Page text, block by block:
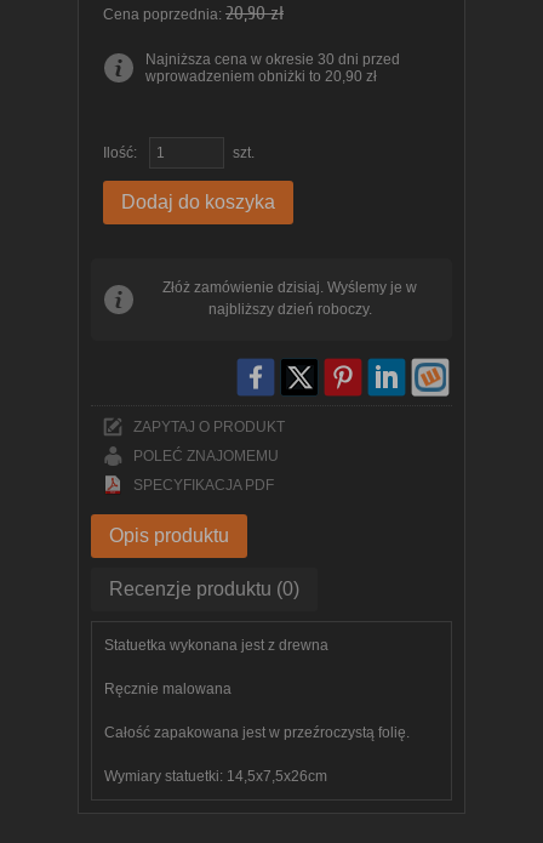
Cena poprzednia: 20,90 zł
Najniższa cena w okresie 30 dni przed
wprowadzeniem obniżki to 20,90 zł
Ilość: szt.
Dodaj do koszyka
Złóż zamówienie dzisiaj. Wyślemy je w
najbliższy dzień roboczy.
ZAPYTAJ O PRODUKT
POLEĆ ZNAJOMEMU
SPECYFIKACJA PDF
Opis produktu
Recenzje produktu (0)
Statuetka wykonana jest z drewna
Ręcznie malowana
Całość zapakowana jest w przeźroczystą folię.​
Wymiary statuetki: 14,5x7,5x26cm